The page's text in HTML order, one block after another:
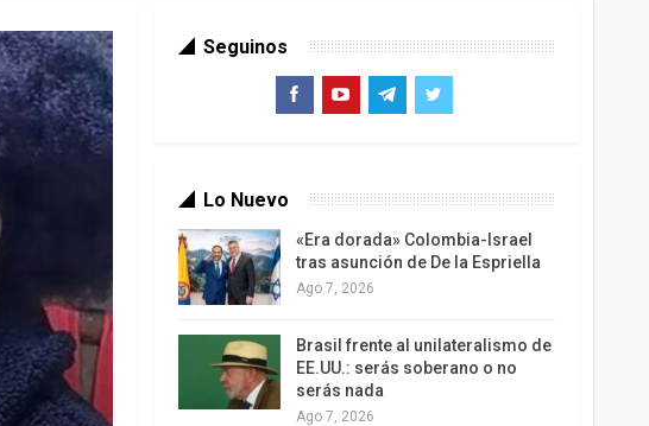
Seguinos
Lo Nuevo
«Era dorada» Colombia-Israel
tras asunción de De la Espriella
Ago 7, 2026
Brasil frente al unilateralismo de
EE.UU.: serás soberano o no
serás nada
Ago 7, 2026